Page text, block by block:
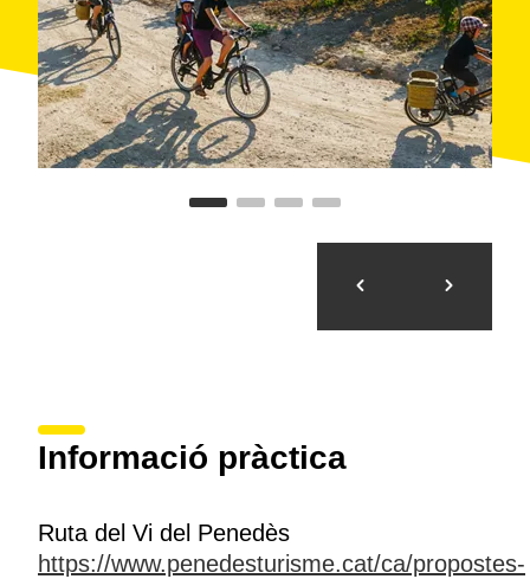
entre vinyes, de fantàstiques propostes
gastronòmiques i del plaer i tranquil·litat de dormir en
un entorn rural.
La Ruta del Vi del Penedès és unaagrupació
d’empreses i entitats, gestionada pel Consorci de
Promoció Turística del Penedès, que ofereixen
experiències turístiques dins de l’àmbit penedenc:
cellers, allotjaments, restaurants, museus, botigues
200 establiments, compta amb quasi 70 cellers
turística d'aquesta destinació i fer que visitants i locals
perquè tothom el pugui gaudir.
Informació pràctica
Ruta del Vi del Penedès
https://www.penedesturisme.cat/ca/propostes-